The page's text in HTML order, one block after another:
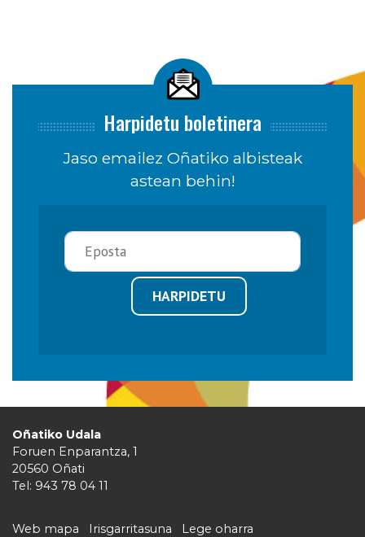
Harpidetu boletinera
Jaso emailez Oñatiko albisteak
astean behin!
HARPIDETU
Oñatiko Udala
Foruen Enparantza, 1
20560 Oñati
Tel: 943 78 04 11
Web mapa Irisgarritasuna Lege oharra